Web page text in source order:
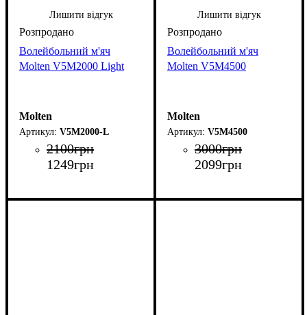
Лишити відгук
Волейбольний м'яч
Molten V5M2000 Light
Molten
V5M2000-L
2100грн
1249грн
Лишити відгук
Волейбольний м'яч
Molten V5M4500
Molten
V5M4500
3000грн
2099грн